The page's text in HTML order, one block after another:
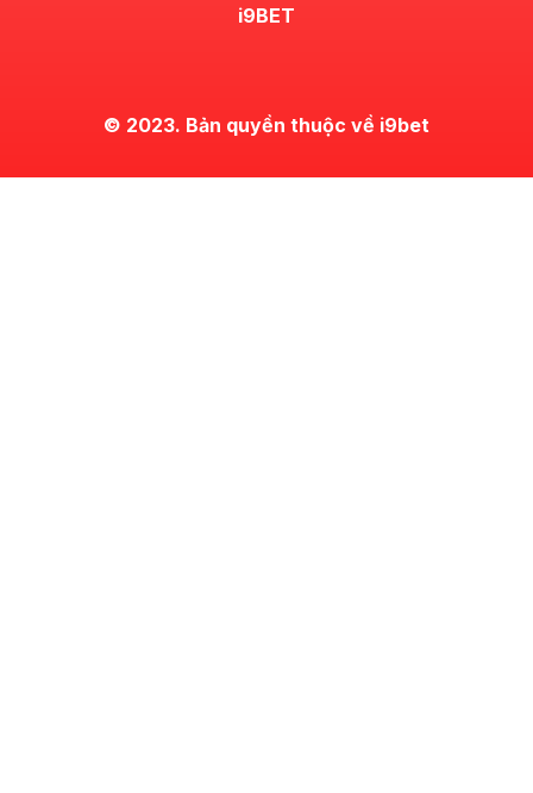
i9BET
© 2023. Bản quyền thuộc về i9bet